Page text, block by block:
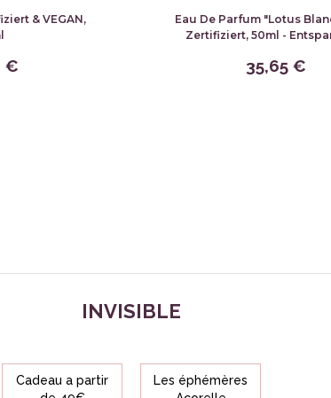
& VEGAN,
€
Eau De Parfum "Lotus
Zertifiziert, 50ml -
35,65 €
INVISIBLE
Cadeau a partir
Les éphémères